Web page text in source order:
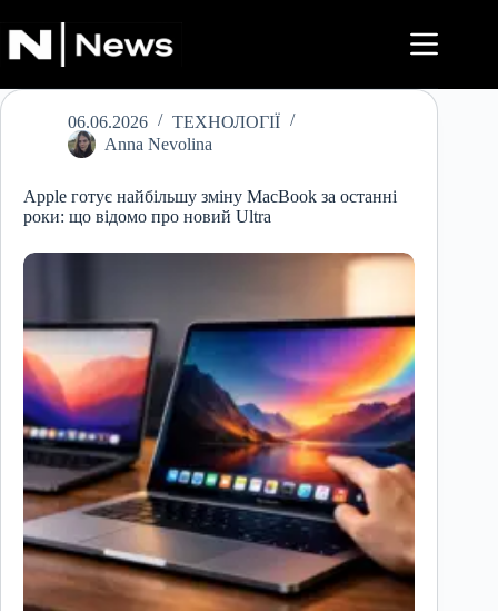
до
вмісту
06.06.2026
ТЕХНОЛОГІЇ
Anna Nevolina
Apple готує найбільшу зміну MacBook за останні
роки: що відомо про новий Ultra